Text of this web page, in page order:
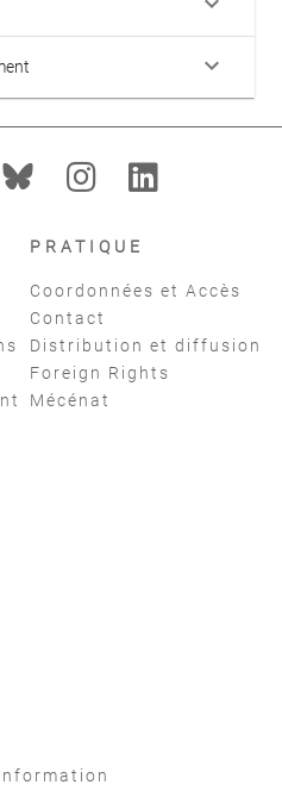
keyboard_arrow_down
PRATIQUE
Coordonnées et Accès
Contact
Distribution et diffusion
Foreign Rights
Mécénat